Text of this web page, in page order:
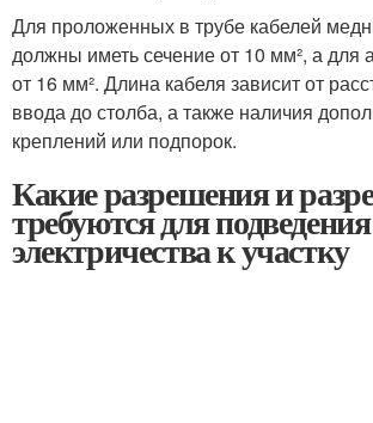
Для проложенных в трубе кабелей
должны иметь сечение от 10 мм², а
от 16 мм². Длина кабеля зависит от
ввода до столба, а также наличия
креплений или подпорок.
Какие разрешения и
требуются для подведения
электричества к участку